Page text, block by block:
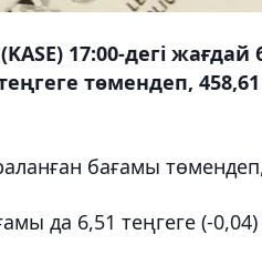
17:00-дегі
төмендеп,
бағамы
да 6,51 теңгеге (-0,04)